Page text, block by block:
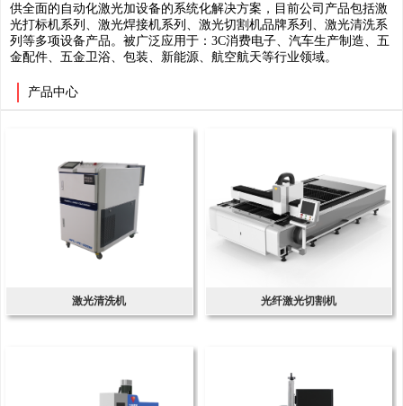
供全面的自动化激光加设备的系统化解决方案，目前公司产品包括激
光打标机系列、激光焊接机系列、激光切割机品牌系列、激光清洗系
列等多项设备产品。被广泛应用于：3C消费电子、汽车生产制造、五
金配件、五金卫浴、包装、新能源、航空航天等行业领域。
产品中心
激光清洗机 光纤激光切割机